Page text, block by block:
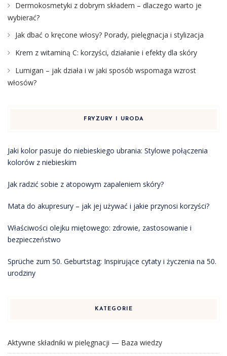
Dermokosmetyki z dobrym składem – dlaczego warto je
wybierać?
Jak dbać o kręcone włosy? Porady, pielęgnacja i stylizacja
Krem z witaminą C: korzyści, działanie i efekty dla skóry
Lumigan – jak działa i w jaki sposób wspomaga wzrost
włosów?
FRYZURY I URODA
Jaki kolor pasuje do niebieskiego ubrania: Stylowe połączenia
kolorów z niebieskim
Jak radzić sobie z atopowym zapaleniem skóry?
Mata do akupresury – jak jej używać i jakie przynosi korzyści?
Właściwości olejku miętowego: zdrowie, zastosowanie i
bezpieczeństwo
Sprüche zum 50. Geburtstag: Inspirujące cytaty i życzenia na 50.
urodziny
KATEGORIE
Aktywne składniki w pielęgnacji — Baza wiedzy